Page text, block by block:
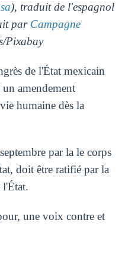
), traduit de l'espagnol
par Campagne
Pixabay
de l'État mexicain
amendement
humaine dès la
par la le corps
doit être ratifié par la
l'État.
une voix contre et